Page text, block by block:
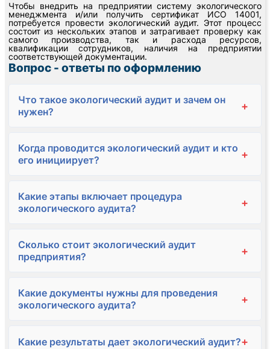
Чтобы внедрить на предприятии систему экологического
менеджмента и/или получить сертификат ИСО 14001,
потребуется провести экологический аудит. Этот процесс
состоит из нескольких этапов и затрагивает проверку как
самого производства, так и расхода ресурсов,
квалификации сотрудников, наличия на предприятии
соответствующей документации.
Вопрос - ответы по оформлению
Что такое экологический аудит и зачем он
нужен?
+
Когда проводится экологический аудит и кто
его инициирует?
+
Какие этапы включает процедура
экологического аудита?
+
Сколько стоит экологический аудит
предприятия?
+
Какие документы нужны для проведения
экологического аудита?
+
Какие результаты дает экологический аудит?+